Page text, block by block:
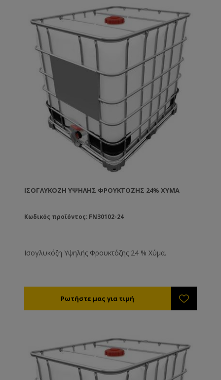
ΙΣΟΓΛΥΚΌΖΗ ΥΨΗΛΉΣ ΦΡΟΥΚΤΌΖΗΣ 24% ΧΎΜΑ
Κωδικός προϊόντος: FN30102-24
Ισογλυκόζη Υψηλής Φρουκτόζης 24 % Χύμα.